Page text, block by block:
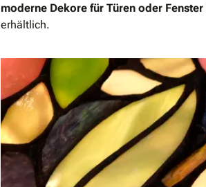
moderne Dekore für Türen oder Fenster
erhältlich.